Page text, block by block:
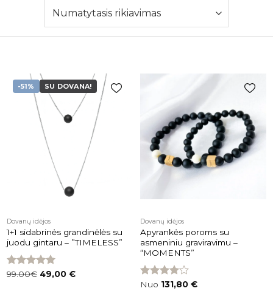
-51% SU DOVANA!
Pridėti į
patikusios
Dovanų idėjos
1+1 sidabrinės grandinėlės su
juodu gintaru – ”TIMELESS”
Įvertinimas:
99.00€ 49,00 €
Pridėti į
patikusios
prekės
Dovanų idėjos
Apyrankės poroms su
asmeniniu graviravimu –
“MOMENTS”
Įvertinimas:
Nuo 131,80 €